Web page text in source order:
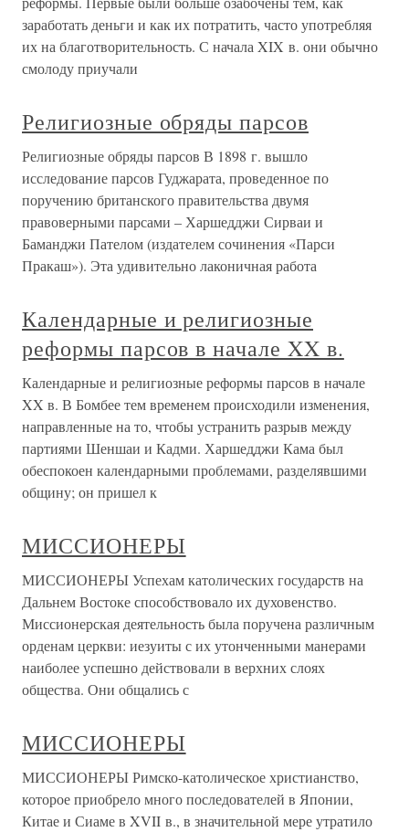
заработать деньги и как их потратить, часто употребляя
их на благотворительность. С начала XIX в. они обычно
смолоду приучали
Религиозные обряды парсов
Религиозные обряды парсов В 1898 г. вышло
исследование парсов Гуджарата, проведенное по
поручению британского правительства двумя
правоверными парсами – Харшедджи Сирваи и
Баманджи Пателом (издателем сочинения «Парси
Пракаш»). Эта удивительно лаконичная работа
Календарные и религиозные
реформы парсов в начале XX в.
Календарные и религиозные реформы парсов в начале
XX в. В Бомбее тем временем происходили изменения,
направленные на то, чтобы устранить разрыв между
партиями Шеншаи и Кадми. Харшедджи Кама был
обеспокоен календарными проблемами, разделявшими
общину; он пришел к
МИССИОНЕРЫ
МИССИОНЕРЫ Успехам католических государств на
Дальнем Востоке способствовало их духовенство.
Миссионерская деятельность была поручена различным
орденам церкви: иезуиты с их утонченными манерами
наиболее успешно действовали в верхних слоях
общества. Они общались с
МИССИОНЕРЫ
МИССИОНЕРЫ Римско-католическое христианство,
которое приобрело много последователей в Японии,
Китае и Сиаме в XVII в., в значительной мере утратило